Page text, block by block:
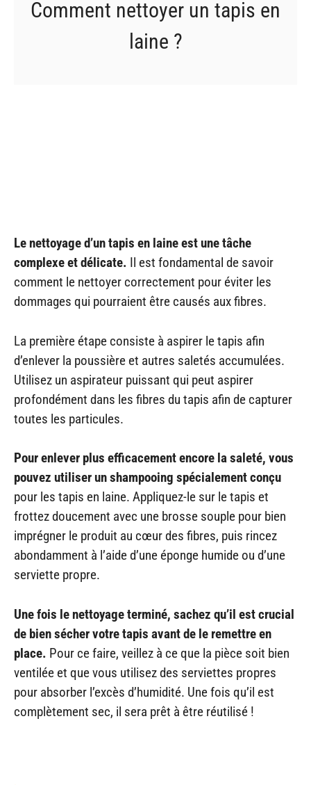
Comment nettoyer un tapis en
laine ?
Le nettoyage d’un tapis en laine est une tâche
complexe et délicate. Il est fondamental de savoir
comment le nettoyer correctement pour éviter les
dommages qui pourraient être causés aux fibres.
La première étape consiste à aspirer le tapis afin
d’enlever la poussière et autres saletés accumulées.
Utilisez un aspirateur puissant qui peut aspirer
profondément dans les fibres du tapis afin de capturer
toutes les particules.
Pour enlever plus efficacement encore la saleté, vous
pouvez utiliser un shampooing spécialement conçu
pour les tapis en laine. Appliquez-le sur le tapis et
frottez doucement avec une brosse souple pour bien
imprégner le produit au cœur des fibres, puis rincez
abondamment à l’aide d’une éponge humide ou d’une
serviette propre.
Une fois le nettoyage terminé, sachez qu’il est crucial
de bien sécher votre tapis avant de le remettre en
place. Pour ce faire, veillez à ce que la pièce soit bien
ventilée et que vous utilisez des serviettes propres
pour absorber l’excès d’humidité. Une fois qu’il est
complètement sec, il sera prêt à être réutilisé !